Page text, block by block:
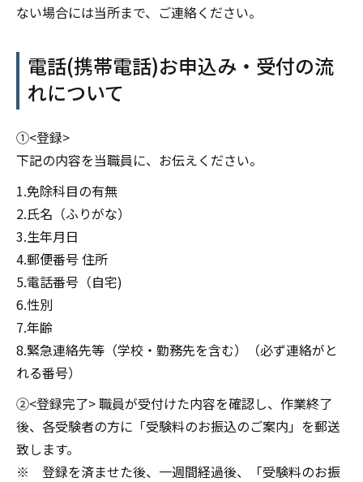
ない場合には当所まで、ご連絡ください。
電話(携帯電話)お申込み・受付の流
れについて
①<登録>
下記の内容を当職員に、お伝えください。
1.免除科目の有無
2.氏名（ふりがな）
3.生年月日
4.郵便番号 住所
5.電話番号（自宅)
6.性別
7.年齢
8.緊急連絡先等（学校・勤務先を含む）（必ず連絡がと
れる番号）
②<登録完了> 職員が受付けた内容を確認し、作業終了
後、各受験者の方に「受験料のお振込のご案内」を郵送
致します。
※ 登録を済ませた後、一週間経過後、「受験料のお振